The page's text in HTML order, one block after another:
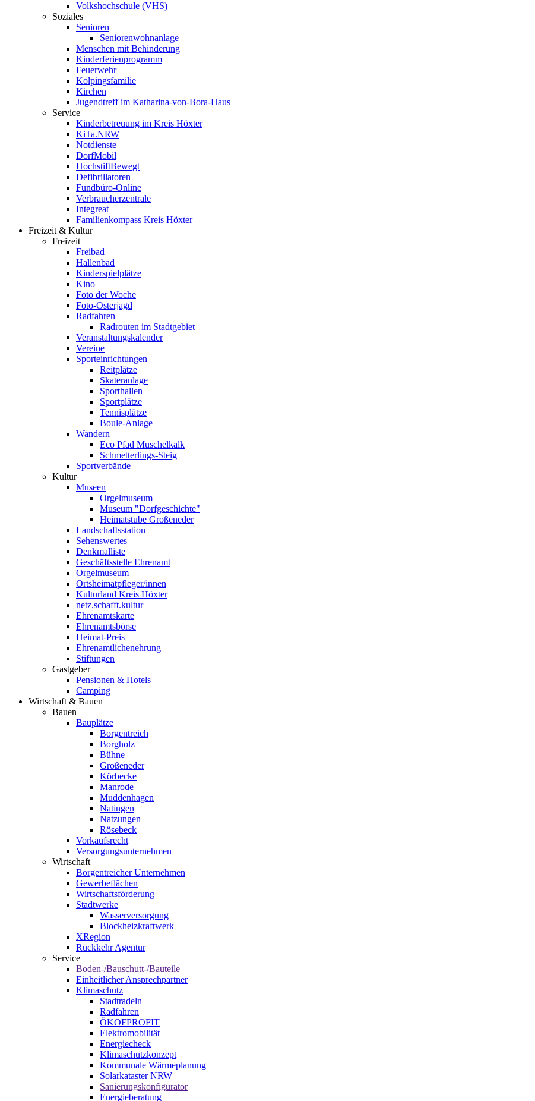
Volkshochschule (VHS)
Soziales
Senioren
Seniorenwohnanlage
Menschen mit Behinderung
Kinderferienprogramm
Feuerwehr
Kolpingsfamilie
Kirchen
Jugendtreff im Katharina-von-Bora-Haus
Service
Kinderbetreuung im Kreis Höxter
KiTa.NRW
Notdienste
DorfMobil
HochstiftBewegt
Defibrillatoren
Fundbüro-Online
Verbraucherzentrale
Integreat
Familienkompass Kreis Höxter
Freizeit & Kultur
Freizeit
Freibad
Hallenbad
Kinderspielplätze
Kino
Foto der Woche
Foto-Osterjagd
Radfahren
Radrouten im Stadtgebiet
Veranstaltungskalender
Vereine
Sporteinrichtungen
Reitplätze
Skateranlage
Sporthallen
Sportplätze
Tennisplätze
Boule-Anlage
Wandern
Eco Pfad Muschelkalk
Schmetterlings-Steig
Sportverbände
Kultur
Museen
Orgelmuseum
Museum "Dorfgeschichte"
Heimatstube Großeneder
Landschaftsstation
Sehenswertes
Denkmalliste
Geschäftsstelle Ehrenamt
Orgelmuseum
Ortsheimatpfleger/innen
Kulturland Kreis Höxter
netz.schafft.kultur
Ehrenamtskarte
Ehrenamtsbörse
Heimat-Preis
Ehrenamtlichenehrung
Stiftungen
Gastgeber
Pensionen & Hotels
Camping
Wirtschaft & Bauen
Bauen
Bauplätze
Borgentreich
Borgholz
Bühne
Großeneder
Körbecke
Manrode
Muddenhagen
Natingen
Natzungen
Rösebeck
Vorkaufsrecht
Versorgungsunternehmen
Wirtschaft
Borgentreicher Unternehmen
Gewerbeflächen
Wirtschaftsförderung
Stadtwerke
Wasserversorgung
Blockheizkraftwerk
XRegion
Rückkehr Agentur
Service
Boden-/Bauschutt-/Bauteile
Einheitlicher Ansprechpartner
Klimaschutz
Stadtradeln
Radfahren
ÖKOFPROFIT
Elektromobilität
Energiecheck
Klimaschutzkonzept
Kommunale Wärmeplanung
Solarkataster NRW
Sanierungskonfigurator
Energieberatung